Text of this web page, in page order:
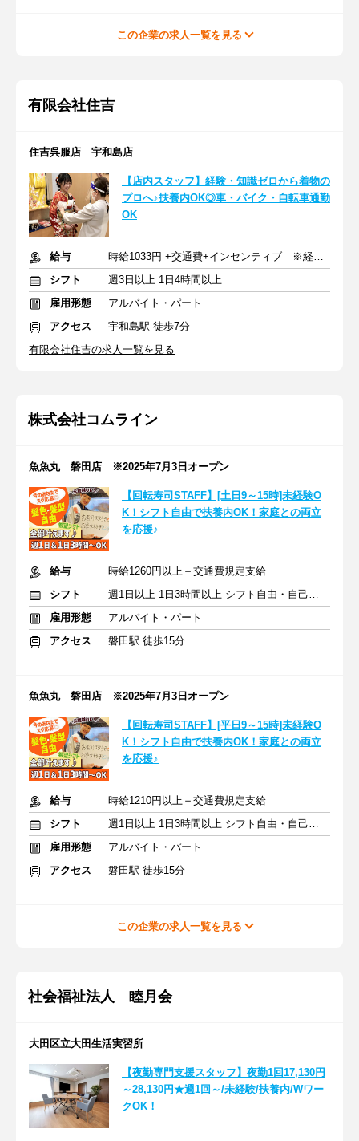
この企業の求人一覧を見る
有限会社住吉
住吉呉服店 宇和島店
【店内スタッフ】経験・知識ゼロから着物の
プロへ♪扶養内OK◎車・バイク・自転車通勤
OK
給与
時給1033円 +交通費+インセンティブ ※経験・スキルによる
シフト
週3日以上 1日4時間以上
雇用形態
アルバイト・パート
アクセス
宇和島駅 徒歩7分
有限会社住吉の求人一覧を見る
株式会社コムライン
魚魚丸 磐田店 ※2025年7月3日オープン
【回転寿司STAFF】[土日9～15時]未経験O
K！シフト自由で扶養内OK！家庭との両立
を応援♪
給与
時給1260円以上＋交通費規定支給
シフト
週1日以上 1日3時間以上 シフト自由・自己申告
雇用形態
アルバイト・パート
アクセス
磐田駅 徒歩15分
魚魚丸 磐田店 ※2025年7月3日オープン
【回転寿司STAFF】[平日9～15時]未経験O
K！シフト自由で扶養内OK！家庭との両立
を応援♪
給与
時給1210円以上＋交通費規定支給
シフト
週1日以上 1日3時間以上 シフト自由・自己申告
雇用形態
アルバイト・パート
アクセス
磐田駅 徒歩15分
この企業の求人一覧を見る
社会福祉法人 睦月会
大田区立大田生活実習所
【夜勤専門支援スタッフ】夜勤1回17,130円
～28,130円★週1回～/未経験/扶養内/Wワー
クOK！